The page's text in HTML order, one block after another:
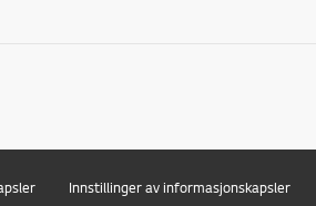
Innstillinger av informasjonskapsler